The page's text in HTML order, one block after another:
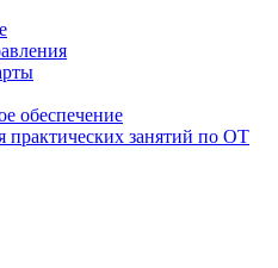
обеспечение
практических занятий по ОТ